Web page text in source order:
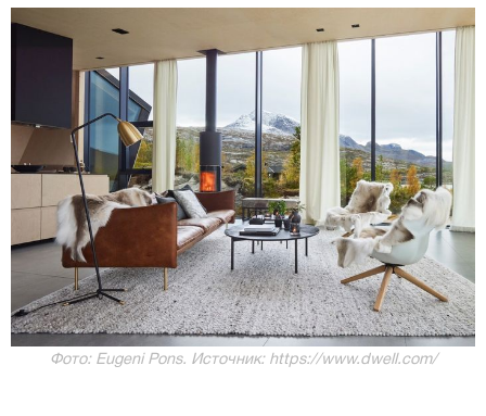
Фото: Eugeni Pons. Источник: https://www.dwell.com/